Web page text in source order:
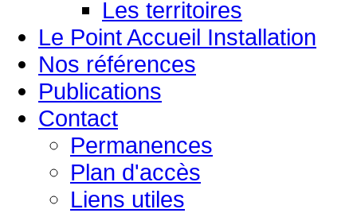
Les territoires
Le Point Accueil Installation
Nos références
Publications
Contact
Permanences
Plan d'accès
Liens utiles